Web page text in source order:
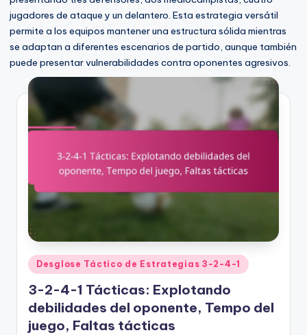
jugadores de ataque y un delantero. Esta estrategia versátil
permite a los equipos mantener una estructura sólida mientras
se adaptan a diferentes escenarios de partido, aunque también
puede presentar vulnerabilidades contra oponentes agresivos.
Posted
in
Desglose Táctico de Estrategias 3-2-4-1
3-2-4-1 Tácticas: Explotando
debilidades del oponente, Tempo del
juego, Faltas tácticas